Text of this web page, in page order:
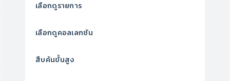
เลือกดูรายการ
เลือกดูคอลเลกชัน
สืบค้นขั้นสูง